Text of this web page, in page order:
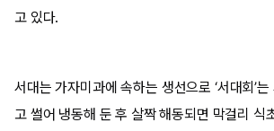
고 있다.
서대는 가자미과에 속하는 생선으로 ‘서대회’
고 썰어 냉동해 둔 후 살짝 해동되면 막걸리 식